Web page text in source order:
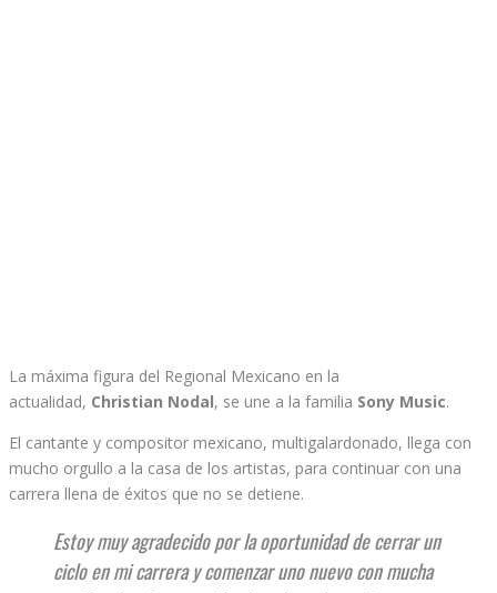
La máxima figura del Regional Mexicano en la
actualidad, Christian Nodal, se une a la familia Sony Music.
El cantante y compositor mexicano, multigalardonado, llega con
mucho orgullo a la casa de los artistas, para continuar con una
carrera llena de éxitos que no se detiene.
Estoy muy agradecido por la oportunidad de cerrar un
ciclo en mi carrera y comenzar uno nuevo con mucha